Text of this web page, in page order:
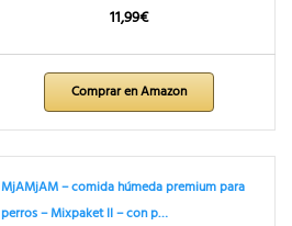
11,99€
Comprar en Amazon
MjAMjAM – comida húmeda premium para
perros – Mixpaket II – con p…